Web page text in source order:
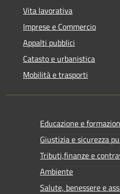
Vita lavorativa
Imprese e Commercio
Appalti pubblici
Catasto e urbanistica
Mobilità e trasporti
Educazione e
Giustizia e sicurezza
Tributi,finanze e
Ambiente
Salute, benessere e